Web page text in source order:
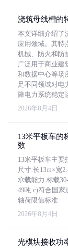
浇筑母线槽的
本文详细介绍了
应用领域。其特
机械、防火和防
广泛用于商业建
和数据中心等场
足不同领域对电
障电力系统稳定
2026年8月4日
13米平板车的
数
13米平板车主要
尺寸:长13m×宽
承载能力:标载
49吨 c)符合国家
轴荷限值标准
2026年8月4日
光模块接收功